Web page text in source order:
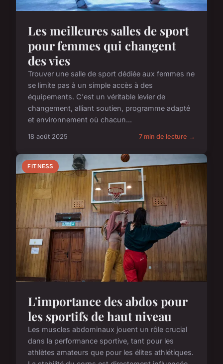
Les meilleures salles de sport
pour femmes qui changent
des vies
Trouver une salle de sport dédiée aux femmes ne
se limite pas à un simple accès à des
équipements. C'est un véritable levier de
changement, alliant soutien, programme adapté
et environnement où chacun...
18 août 2025 7 min de lecture →
FITNESS
L'importance des abdos pour
les sportifs de haut niveau
Les muscles abdominaux jouent un rôle crucial
dans la performance sportive, tant pour les
athlètes amateurs que pour les élites athlétiques.